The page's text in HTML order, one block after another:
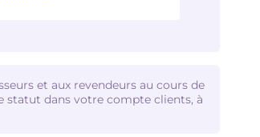
et aux revendeurs au cours de
statut dans votre compte clients, à